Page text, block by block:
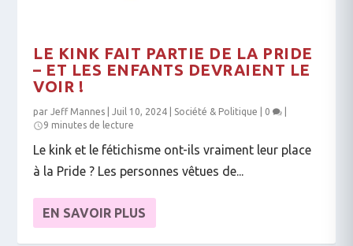
LE KINK FAIT PARTIE DE LA PRIDE
– ET LES ENFANTS DEVRAIENT LE
VOIR !
parJeff Mannes |Juil 10, 2024 Société & Politique 0
9 minutes de lecture
Le kink et le fétichisme ont-ils vraiment leur place
à la Pride ? Les personnes vêtues de...
EN SAVOIR PLUS